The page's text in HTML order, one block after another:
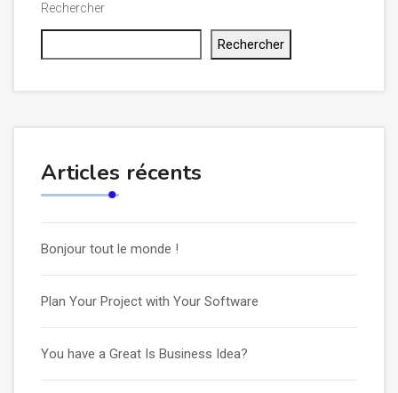
Rechercher
Rechercher
Articles récents
Bonjour tout le monde !
Plan Your Project with Your Software
You have a Great Is Business Idea?